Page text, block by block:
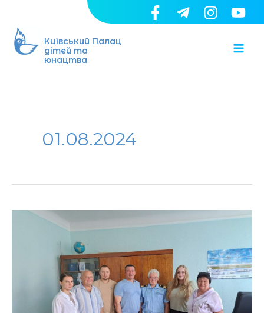
вмісту
Київський Палац
дітей та
юнацтва
01.08.2024
Новий
взаємодії